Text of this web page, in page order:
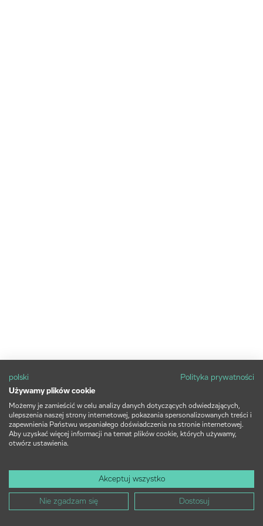
polski
Polityka prywatności
Używamy plików cookie
Możemy je zamieścić w celu analizy danych dotyczących odwiedzających,
ulepszenia naszej strony internetowej, pokazania spersonalizowanych treści i
zapewnienia Państwu wspaniałego doświadczenia na stronie internetowej.
Aby uzyskać więcej informacji na temat plików cookie, których używamy,
otwórz ustawienia.
Akceptuj wszystko
Nie zgadzam się Dostosuj